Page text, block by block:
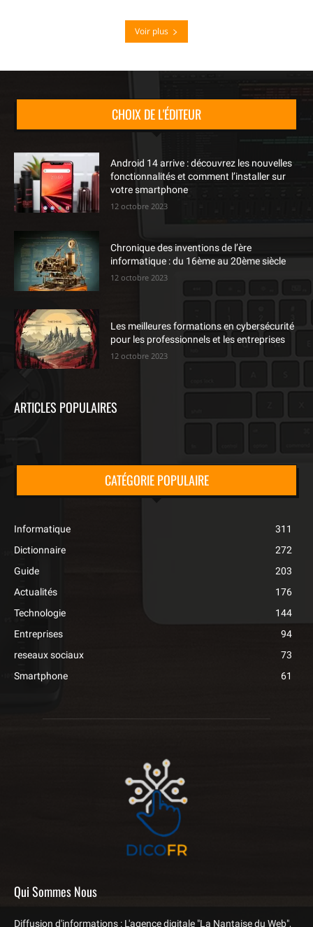
Voir plus
CHOIX DE L'ÉDITEUR
Android 14 arrive : découvrez les nouvelles
fonctionnalités et comment l’installer sur
votre smartphone
12 octobre 2023
Chronique des inventions de l’ère
informatique : du 16ème au 20ème siècle
12 octobre 2023
Les meilleures formations en cybersécurité
pour les professionnels et les entreprises
12 octobre 2023
ARTICLES POPULAIRES
CATÉGORIE POPULAIRE
Informatique
311
Dictionnaire
272
Guide
203
Actualités
176
Technologie
144
Entreprises
94
reseaux sociaux
73
Smartphone
61
Qui Sommes Nous
Diffusion d'informations : L'agence digitale "La Nantaise du Web",